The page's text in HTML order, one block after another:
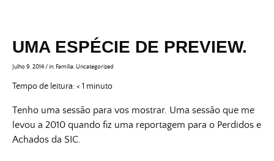
UMA ESPÉCIE DE PREVIEW.
Julho 9, 2014/in: Família Uncategorized
Tempo de leitura:< 1 minuto
Tenho uma sessão para vos mostrar. Uma sessão que me
levou a 2010 quando fiz uma reportagem para o Perdidos e
Achados da SIC.